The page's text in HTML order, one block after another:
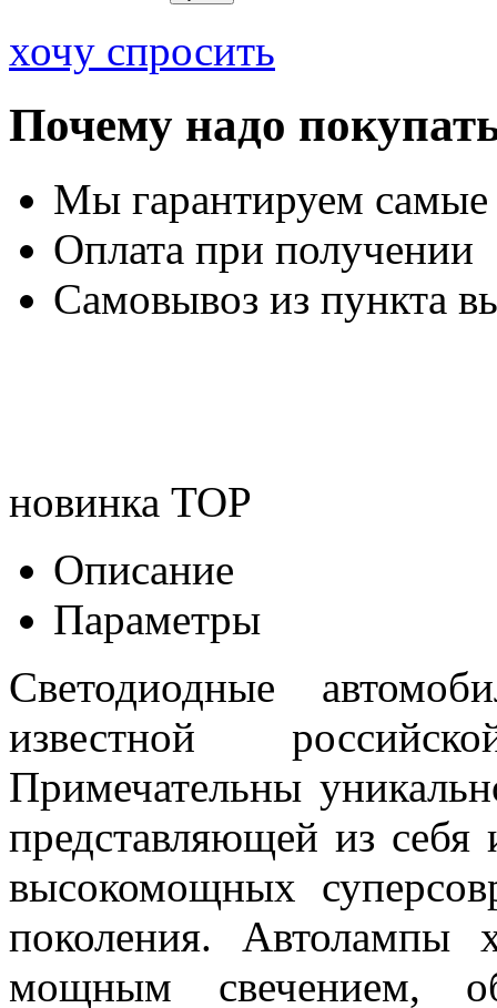
хочу спросить
Почему надо
Мы гарантируем
Оплата при получении
Самовывоз из пункта
новинка TOP
Описание
Параметры
Светодиодные
известной
Примечательны
представляющей из себя
высокомощных
поколения. Автолампы
мощным свечением,